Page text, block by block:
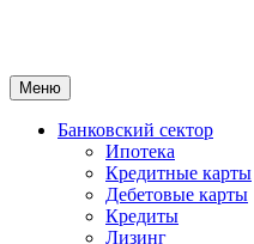
Меню
Банковский сектор
Ипотека
Кредитные карты
Дебетовые карты
Кредиты
Лизинг